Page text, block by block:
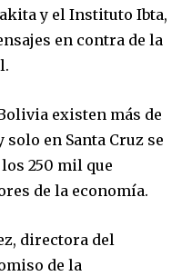
y el Instituto Ibta,
en contra de la
existen más de
en Santa Cruz se
250 mil que
de la economía.
directora del
de la